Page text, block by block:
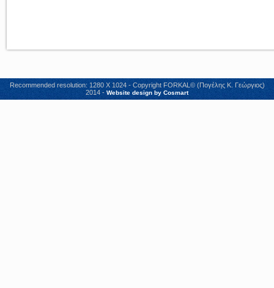
Recommended resolution: 1280 X 1024 - Copyright FORKAL© (Πογέλης Κ. Γεώργιος)
2014 - Website design by Cosmart